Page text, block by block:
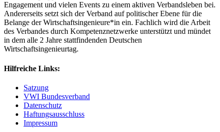
Engagement und vielen Events zu einem aktiven Verbandsleben bei.
Andererseits setzt sich der Verband auf politischer Ebene für die
Belange der Wirtschaftsingenieure*in ein. Fachlich wird die Arbeit
des Verbandes durch Kompetenznetzwerke unterstützt und mündet
in dem alle 2 Jahre stattfindenden Deutschen
Wirtschaftsingenieurtag.
Hilfreiche Links:
Satzung
VWI Bundesverband
Datenschutz
Haftungsausschluss
Impressum